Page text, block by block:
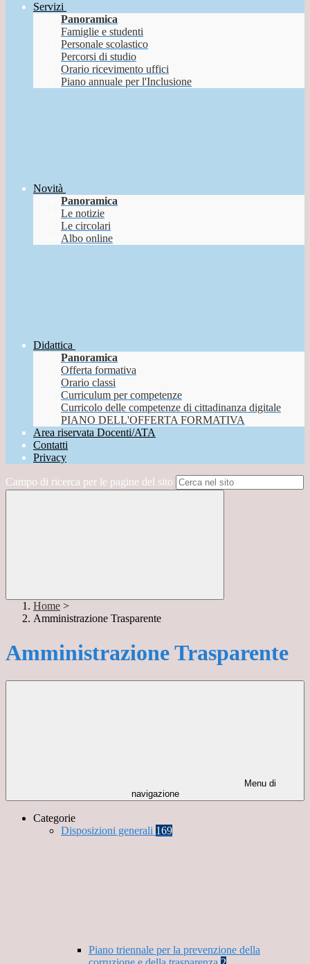
Servizi
Panoramica
Famiglie e studenti
Personale scolastico
Percorsi di studio
Orario ricevimento uffici
Piano annuale per l'Inclusione
Novità
Panoramica
Le notizie
Le circolari
Albo online
Didattica
Panoramica
Offerta formativa
Orario classi
Curriculum per competenze
Curricolo delle competenze di cittadinanza digitale
PIANO DELL'OFFERTA FORMATIVA
Area riservata Docenti/ATA
Contatti
Privacy
Campo di ricerca per le pagine del sito
Home >
Amministrazione Trasparente
Amministrazione Trasparente
Menu di
navigazione
Categorie
Disposizioni generali 169
Piano triennale per la prevenzione della